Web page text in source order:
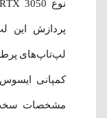
پردازش این
لپ‌تاپ‌های
کمپانی
مشخصات